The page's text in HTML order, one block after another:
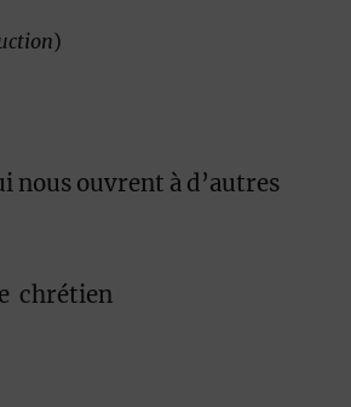
)
nous ouvrent à d’autres
chrétien